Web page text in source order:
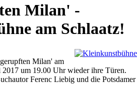
Milan' -
am Schlaatz!
Milan' am
um 19.00 Uhr wieder ihre Türen.
Ferenc Liebig und die Potsdamer